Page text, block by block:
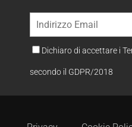
Dichiaro di accettare i
secondo il GDPR/2018